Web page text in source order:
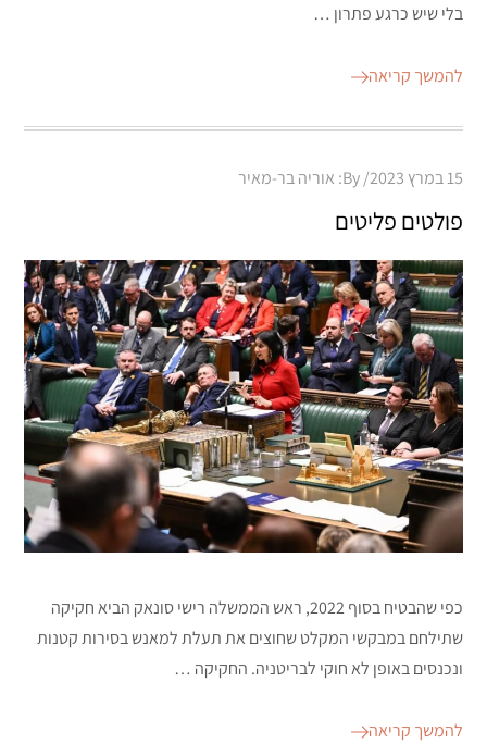
בלי שיש כרגע פתרון …
להמשך קריאה
Posted
15 במרץ 2023 By: אוריה בר-מאיר
פולטים פליטים
כפי שהבטיח בסוף 2022, ראש הממשלה רישי סונאק הביא חקיקה
שתילחם במבקשי המקלט שחוצים את תעלת למאנש בסירות קטנות
ונכנסים באופן לא חוקי לבריטניה. החקיקה …
להמשך קריאה